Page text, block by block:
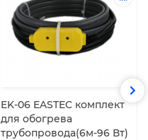
EK-06 EASTEC комплект
для обогрева
трубопровода(6м-96 Вт)